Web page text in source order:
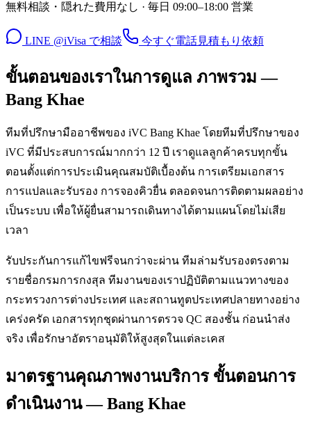
無料相談・隠れた費用なし · 毎日 09:00–18:00 営業
LINE @iVisa で相談 今すぐ電話見積もり依頼
ขั้นตอนของเราในการดูแล ภาพรวม —
Bang Khae
ทีมที่ปรึกษามืออาชีพของ iVC Bang Khae โดยทีมที่ปรึกษาของ
iVC ที่มีประสบการณ์มากกว่า 12 ปี เราดูแลลูกค้าครบทุกขั้น
ตอนตั้งแต่การประเมินคุณสมบัติเบื้องต้น การเตรียมเอกสาร
การแปลและรับรอง การจองคิวยื่น ตลอดจนการติดตามผลอย่าง
เป็นระบบ เพื่อให้ผู้ยื่นสามารถเดินทางได้ตามแผนโดยไม่เสีย
เวลา
รับประกันการแก้ไขฟรีจนกว่าจะผ่าน ทีมล่ามรับรองตรงตาม
รายชื่อกรมการกงสุล ทีมงานของเราปฏิบัติตามแนวทางของ
กระทรวงการต่างประเทศ และสถานทูตประเทศปลายทางอย่าง
เคร่งครัด เอกสารทุกชุดผ่านการตรวจ QC สองชั้น ก่อนนำส่ง
จริง เพื่อรักษาอัตราอนุมัติให้สูงสุดในแต่ละเคส
มาตรฐานคุณภาพงานบริการ ขั้นตอนการ
ดำเนินงาน — Bang Khae